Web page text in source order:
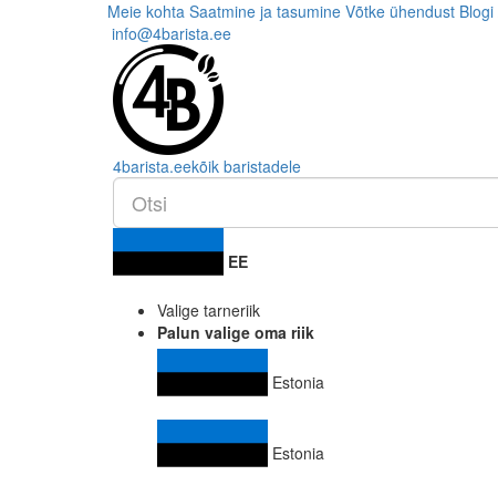
Meie kohta Saatmine ja tasumine Võtke ühendust Blogi
info@4barista.ee
4barista.eekõik baristadele
EE
Valige tarneriik
Palun valige oma riik
Estonia
Estonia